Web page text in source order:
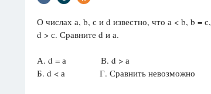
ОГЭ
ФИПИ
Вузы
О числах а, b, с и d известно, что а < b, b = с,
d > с. Сравните d и а.
А. d = а В. d > а
Б. d < а Г. Сравнить невозможно